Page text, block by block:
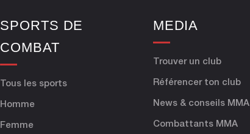
SPORTS DE
COMBAT
Tous les sports
Homme
Femme
MEDIA
Trouver un club
Référencer ton club
News & conseils MMA
Combattants MMA